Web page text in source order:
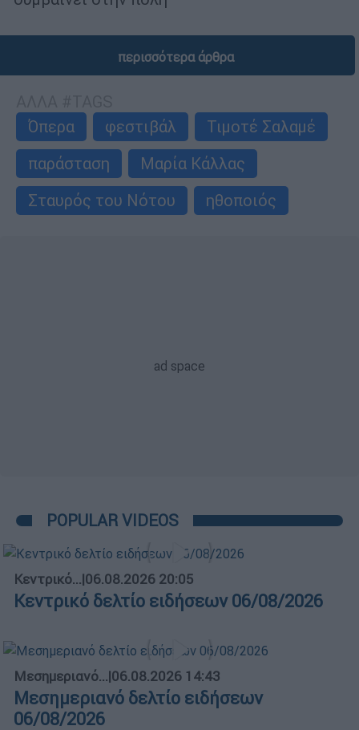
περισσότερα άρθρα
Όπερα
φεστιβάλ
Τιμοτέ Σαλαμέ
παράσταση
Μαρία Κάλλας
Σταυρός του Νότου
ηθοποιός
POPULAR VIDEOS
Κεντρικό...|06.08.2026 20:05
Κεντρικό δελτίο ειδήσεων 06/08/2026
Μεσημεριανό...|06.08.2026 14:43
Μεσημεριανό δελτίο ειδήσεων
06/08/2026